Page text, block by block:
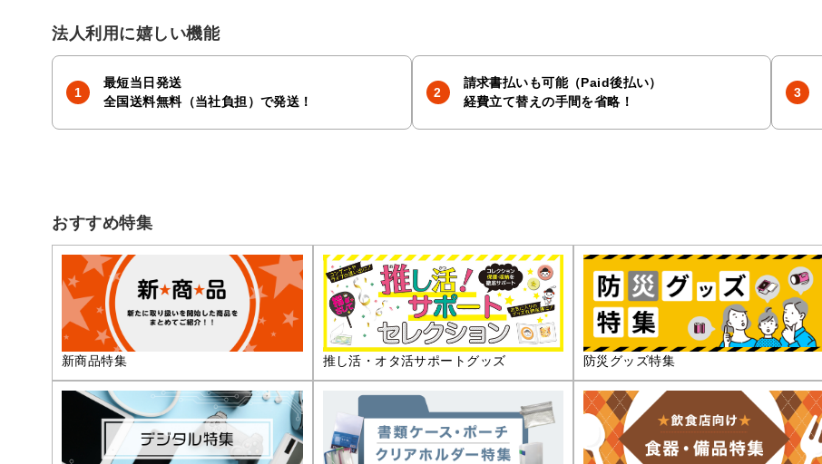
法人利用に嬉しい機能
最短当日発送
全国送料無料（当社負担）で発送！
請求書払いも可能（Paid後払い）
経費立て替えの手間を省略！
おすすめ特集
新商品特集 推し活・オタ活サポートグッズ 防災グッズ特集